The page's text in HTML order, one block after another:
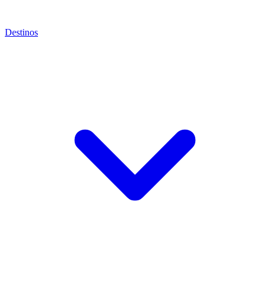
Destinos